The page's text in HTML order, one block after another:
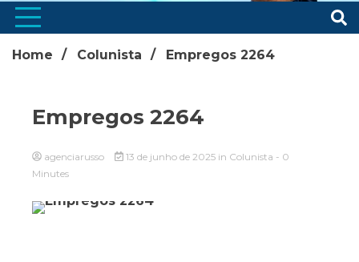
Home Colunista Empregos 2264
Empregos 2264
agenciarusso 13 de junho de 2025 in Colunista - 0
Minutes